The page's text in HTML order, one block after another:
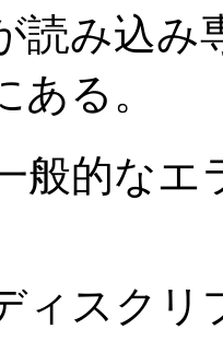
読み込み
ある。
般的なエ
ィスクリ